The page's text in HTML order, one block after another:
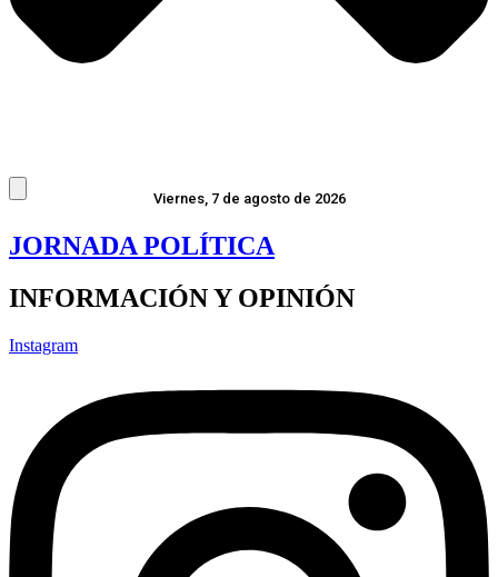
Viernes, 7 de agosto de 2026
JORNADA POLÍTICA
INFORMACIÓN Y OPINIÓN
Instagram